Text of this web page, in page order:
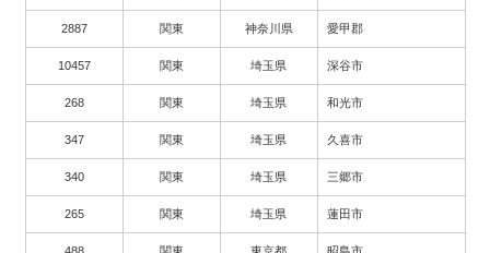
2887 関東 神奈川県 愛甲郡
10457 関東 埼玉県 深谷市
268 関東 埼玉県 和光市
347 関東 埼玉県 久喜市
340 関東 埼玉県 三郷市
265 関東 埼玉県 蓮田市